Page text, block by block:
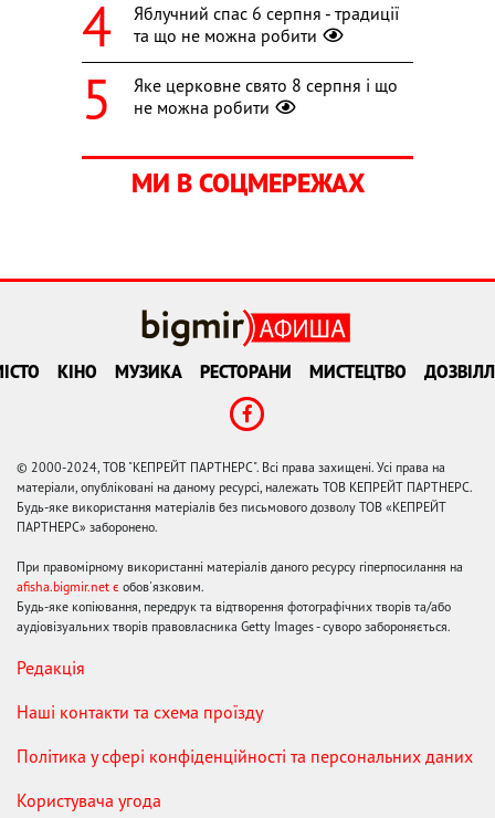
Яблучний спас 6 серпня - традиції
та що не можна робити
Яке церковне свято 8 серпня і що
не можна робити
МИ В СОЦМЕРЕЖАХ
КІНО МУЗИКА РЕСТОРАНИ МИСТЕЦТВО
© 2000-2024, ТОВ "КЕПРЕЙТ ПАРТНЕРС". Всі права захищені. Усі права на
матеріали, опубліковані на даному ресурсі, належать ТОВ КЕПРЕЙТ ПАРТНЕРС.
Будь-яке використання матеріалів без письмового дозволу ТОВ «КЕПРЕЙТ
ПАРТНЕРС» заборонено.
При правомірному використанні матеріалів даного ресурсу гіперпосилання на
afisha.bigmir.net є обов'язковим.
Будь-яке копіювання, передрук та відтворення фотографічних творів та/або
аудіовізуальних творів правовласника Getty Images - суворо забороняється.
Редакція
Наші контакти та схема проїзду
Політика у сфері конфіденційності та персональних даних
Користувача угода